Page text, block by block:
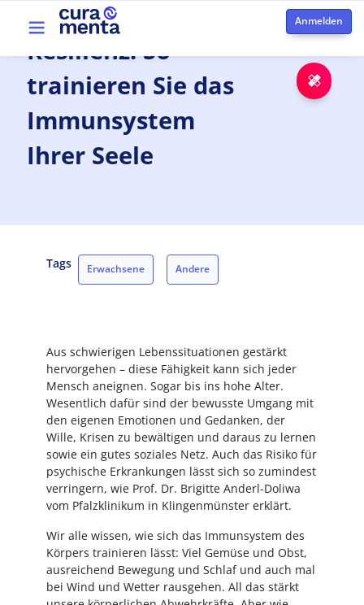
Direkt zum Inhalt
Top menu
Resilienz:So
trainieren Sie das
Immunsystem
Ihrer Seele
Tags Erwachsene Andere
Patientinnen und Patienten Psychiatrie
Hessen Angehörige Oberbayern
Rheinland Westfalen - Lippe
Aus schwierigen Lebenssituationen gestärkt
hervorgehen – diese Fähigkeit kann sich jeder
Mensch aneignen. Sogar bis ins hohe Alter.
Wesentlich dafür sind der bewusste Umgang mit
den eigenen Emotionen und Gedanken, der
Wille, Krisen zu bewältigen und daraus zu lernen
sowie ein gutes soziales Netz. Auch das Risiko für
psychische Erkrankungen lässt sich so zumindest
verringern, wie Prof. Dr. Brigitte Anderl-Doliwa
vom Pfalzklinikum in Klingenmünster erklärt.
Wir alle wissen, wie sich das Immunsystem des
Körpers trainieren lässt: Viel Gemüse und Obst,
ausreichend Bewegung und Schlaf und auch mal
bei Wind und Wetter rausgehen. All das stärkt